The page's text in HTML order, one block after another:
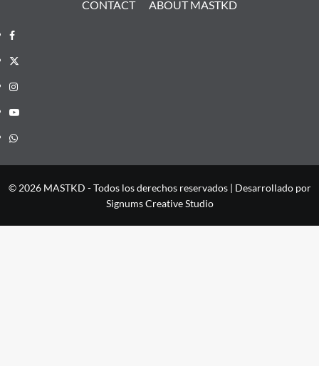
CONTACT ABOUT MASTKD
Facebook
X
Instagram
YouTube
Whatsapp